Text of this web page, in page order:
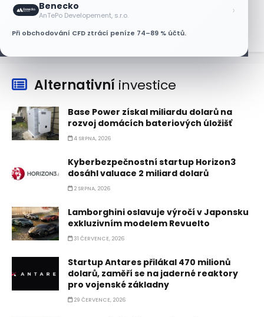
Benecko
AnTePo Developement, s.r.o. ›
Při obchodování CFD ztrácí peníze 74–89 % účtů.
6 SRPNA, 2026
Alternativní investice
Base Power získal miliardu dolarů na
rozvoj domácích bateriových úložišť
4 SRPNA, 2026
Kyberbezpečnostní startup Horizon3
dosáhl valuace 2 miliard dolarů
2 SRPNA, 2026
Lamborghini oslavuje výročí v Japonsku
exkluzivním modelem Revuelto
31 ČERVENCE, 2026
Startup Antares přilákal 470 milionů
dolarů, zaměří se na jaderné reaktory
pro vojenské základny
29 ČERVENCE, 2026